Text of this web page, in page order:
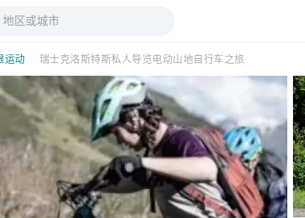
运动 瑞士克洛斯特斯私人导览电动山地自行车之旅